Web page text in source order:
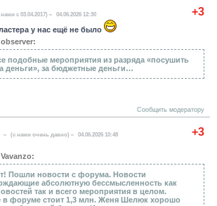
+3
с 03.04.2017) 04.06.2026 12:30
у нас ещё не было
подобные мероприятия из разряда «посушить
деньги», за бюджетные деньги…
Сообщить модератору
+3
(c нами очень давно) 04.06.2026 10:48
Пошли новости с форума. Новости
абсолютную бессмысленность как
так и всего мероприятия в целом.
в форуме стоит 1,3 млн. Женя Шелюк хорошо